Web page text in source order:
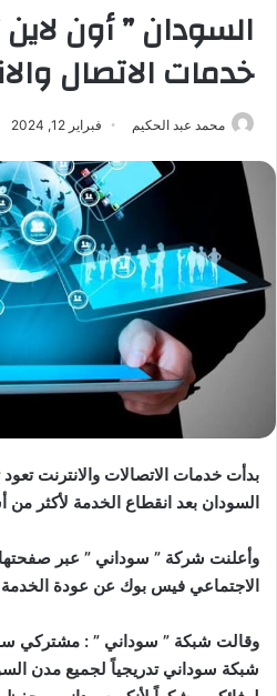
السودان ” أون
خدمات الاتصال
محمد عبد الحكيم فبراير 12, 2024
بدأت خدمات الاتصالات والانترنت
السودان بعد انقطاع الخدمة لأكثر من
وأعلنت شركة ” سوداني ” عبر
الاجتماعي فيس بوك عن عودة
وقالت شبكة ” سوداني ” : مشتركي
شبكة سوداني تدريجياً لجميع مدن